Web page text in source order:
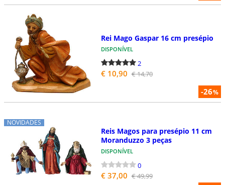
-26%
Rei Mago Gaspar 16 cm presépio
DISPONÍVEL
2
€ 10,90 € 14,70
NOVIDADES
Reis Magos para presépio 11 cm
Moranduzzo 3 peças
DISPONÍVEL
0
€ 37,00 € 49,99